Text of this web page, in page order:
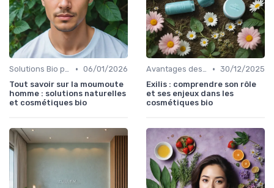
Solutions Bio pour Problèmes de Peau • 06/01/2026
Tout savoir sur la moumoute
homme : solutions naturelles
et cosmétiques bio
Avantages des Cosmétiques Bio • 30/12/2025
Exilis : comprendre son rôle
et ses enjeux dans les
cosmétiques bio